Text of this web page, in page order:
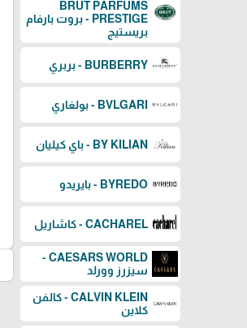
BRUT PARFUMS
PRESTIGE - بروت بارفام
بريستيج
BURBERRY - بربري
BVLGARI - بولغاري
BY KILIAN - باي كيليان
BYREDO - بايريدو
CACHAREL - كاشاريل
CAESARS WORLD -
سيزرز وورلد
CALVIN KLEIN - كالفن
كلاين